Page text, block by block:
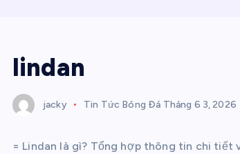
lindan
jacky Tin Tức Bóng Đá Tháng 6 3, 2026
= Lindan là gì? Tổng hợp thông tin chi tiết